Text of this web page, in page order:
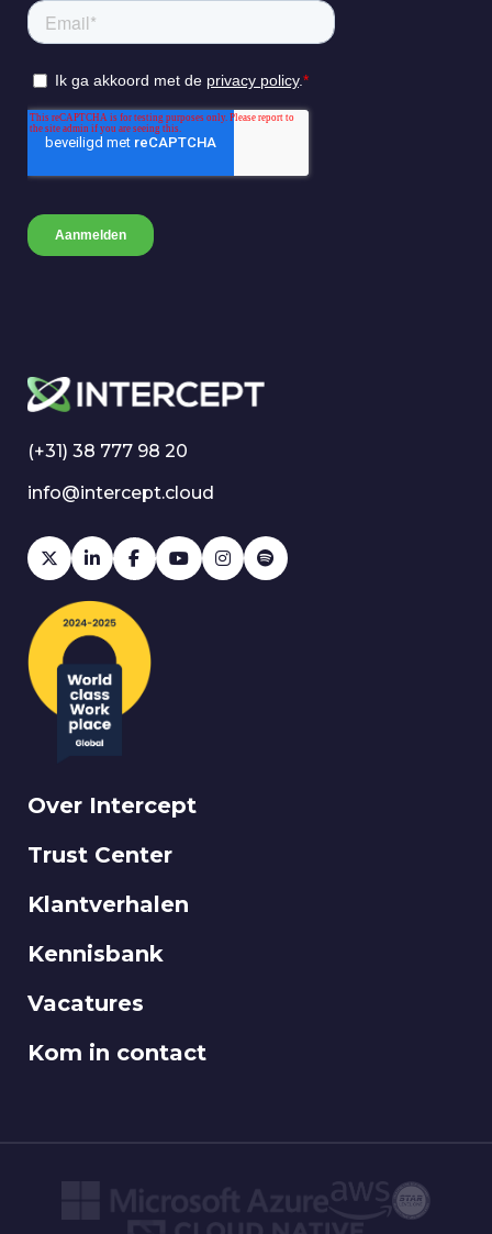
Over Intercept
Trust Center
Klantverhalen
Kennisbank
Vacatures
Kom in contact
(+31) 38 777 98 20
info@intercept.cloud